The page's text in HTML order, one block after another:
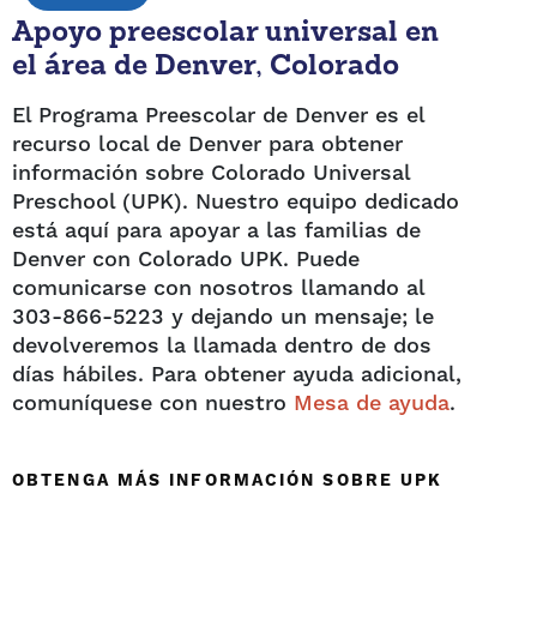
Apoyo preescolar universal en
el área de Denver, Colorado
El Programa Preescolar de Denver es el
recurso local de Denver para obtener
información sobre Colorado Universal
Preschool (UPK). Nuestro equipo dedicado
está aquí para apoyar a las familias de
Denver con Colorado UPK. Puede
comunicarse con nosotros llamando al
303-866-5223 y dejando un mensaje; le
devolveremos la llamada dentro de dos
días hábiles. Para obtener ayuda adicional,
comuníquese con nuestro Mesa de ayuda.
OBTENGA MÁS INFORMACIÓN SOBRE UPK